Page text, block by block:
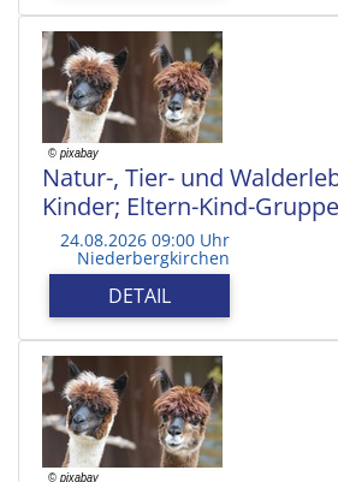
Natur-, Tier- und
Kinder; Eltern-Kind-Gruppe
24.08.2026 09:00 Uhr
Niederbergkirchen
DETAIL